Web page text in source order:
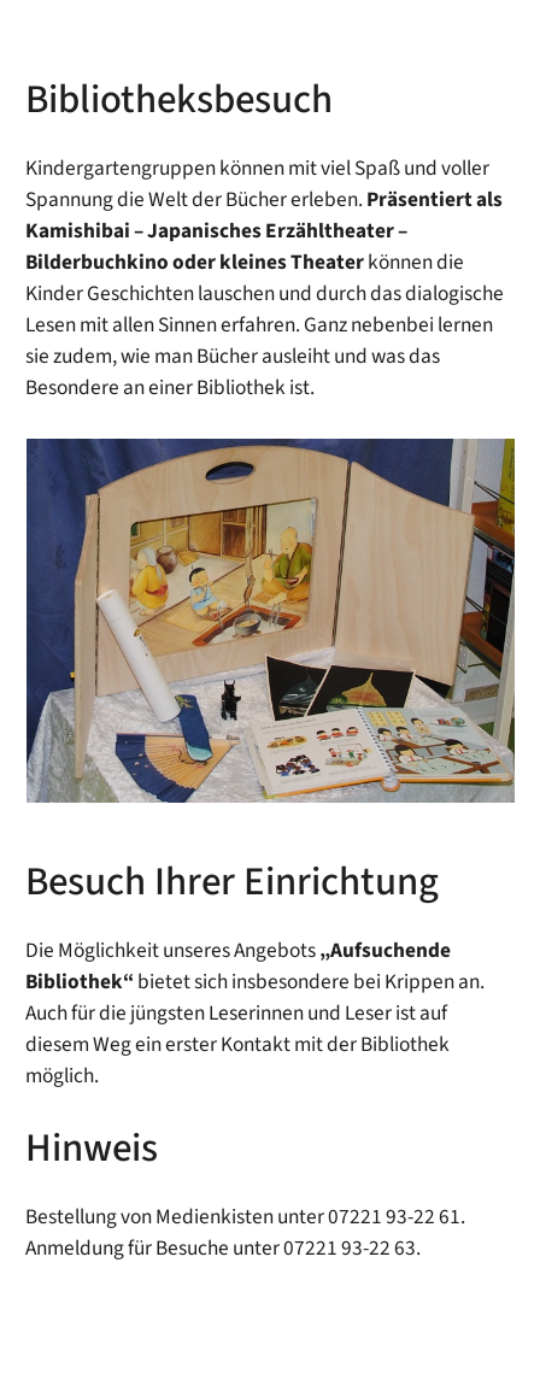
Bibliotheksbesuch
Kindergartengruppen können mit viel Spaß und voller
Spannung die Welt der Bücher erleben. Präsentiert als
Kamishibai – Japanisches Erzähltheater –
Bilderbuchkino oder kleines Theaterkönnen die
Kinder Geschichten lauschen und durch das dialogische
Lesen mit allen Sinnen erfahren. Ganz nebenbei lernen
sie zudem, wie man Bücher ausleiht und was das
Besondere an einer Bibliothek ist.
Besuch Ihrer Einrichtung
Die Möglichkeit unseres Angebots„Aufsuchende
Bibliothek“ bietet sich insbesondere bei Krippen an.
Auch für die jüngsten Leserinnen und Leser ist auf
diesem Weg ein erster Kontakt mit der Bibliothek
möglich.
Hinweis
Bestellung von Medienkisten unter 07221 93-22 61.
Anmeldung für Besuche unter 07221 93-22 63.